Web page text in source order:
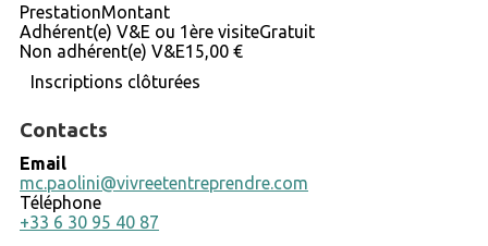
PrestationMontant
Adhérent(e) V&E ou 1ère visiteGratuit
Non adhérent(e) V&E15,00 €
Inscriptions clôturées
Contacts
Email
mc.paolini@vivreetentreprendre.com
Téléphone
+33 6 30 95 40 87